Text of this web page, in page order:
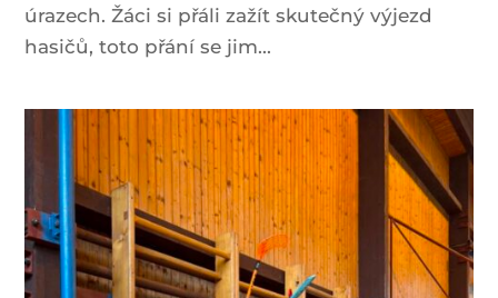
úrazech. Žáci si přáli zažít skutečný výjezd
hasičů, toto přání se jim...